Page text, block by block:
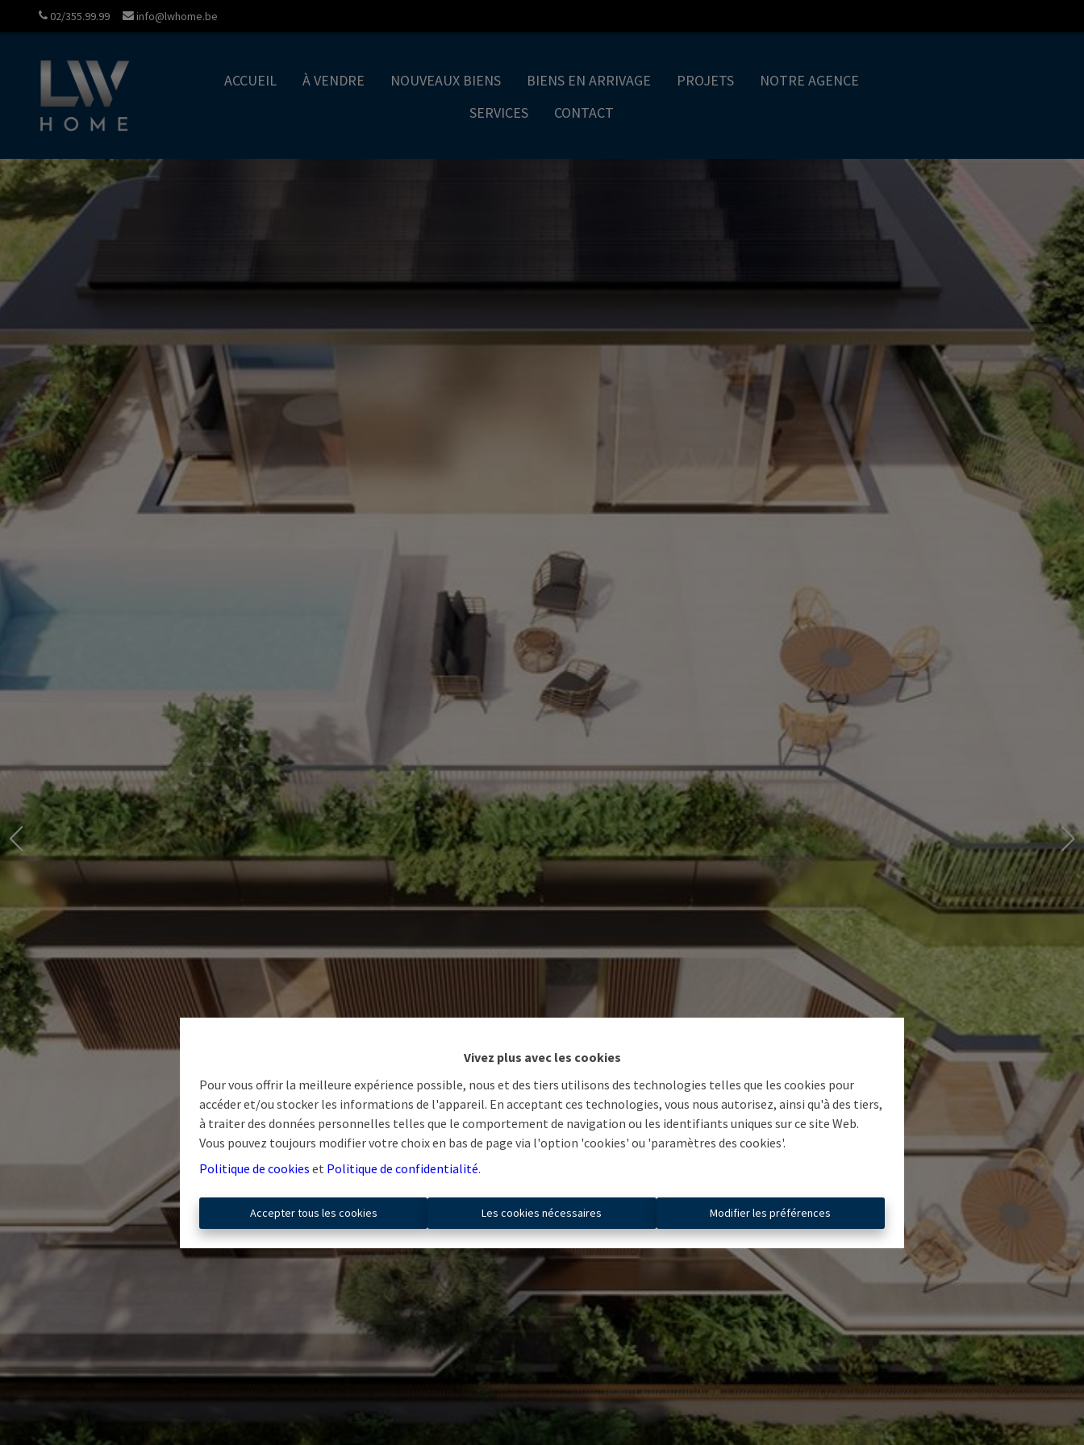
Vivez plus avec les cookies
Pour vous offrir la meilleure expérience possible, nous et des tiers utilisons des technologies telles que les cookies pour
accéder et/ou stocker les informations de l'appareil. En acceptant ces technologies, vous nous autorisez, ainsi qu'à des tiers,
à traiter des données personnelles telles que le comportement de navigation ou les identifiants uniques sur ce site Web.
Vous pouvez toujours modifier votre choix en bas de page via l'option 'cookies' ou 'paramètres des cookies'.
Politique de cookies et Politique de confidentialité.
Accepter tous les cookies Les cookies nécessaires Modifier les préférences
02/355.99.99 info@lwhome.be
ACCUEIL À VENDRE NOUVEAUX BIENS BIENS EN ARRIVAGE PROJETS
NOTRE AGENCE
SERVICES
CONTACT